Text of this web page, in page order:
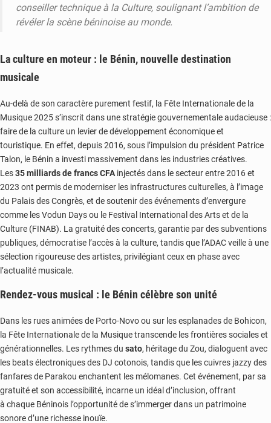
conseiller technique à la Culture, soulignant l’ambition de
révéler la scène béninoise au monde.
La culture en moteur : le Bénin, nouvelle destination
musicale
Au-delà de son caractère purement festif, la Fête Internationale de la
Musique 2025 s’inscrit dans une stratégie gouvernementale audacieuse :
faire de la culture un levier de développement économique et
touristique. En effet, depuis 2016, sous l’impulsion du président Patrice
Talon, le Bénin a investi massivement dans les industries créatives.
Les35 milliards de francs CFAinjectés dans le secteur entre 2016 et
2023 ont permis de moderniser les infrastructures culturelles, à l’image
du Palais des Congrès, et de soutenir des événements d’envergure
comme les Vodun Days ou le Festival International des Arts et de la
Culture (FINAB). La gratuité des concerts, garantie par des subventions
publiques, démocratise l’accès à la culture, tandis que l’ADAC veille à une
sélection rigoureuse des artistes, privilégiant ceux en phase avec
l’actualité musicale.
Rendez-vous musical : le Bénin célèbre son unité
Dans les rues animées de Porto-Novo ou sur les esplanades de Bohicon,
la Fête Internationale de la Musique transcende les frontières sociales et
générationnelles. Les rythmes du sato, héritage du Zou, dialoguent avec
les beats électroniques des DJ cotonois, tandis que les cuivres jazzy des
fanfares de Parakou enchantent les mélomanes. Cet événement, par sa
gratuité et son accessibilité, incarne un idéal d’inclusion, offrant
à chaque Béninois l’opportunité de s’immerger dans un patrimoine
sonore d’une richesse inouïe.